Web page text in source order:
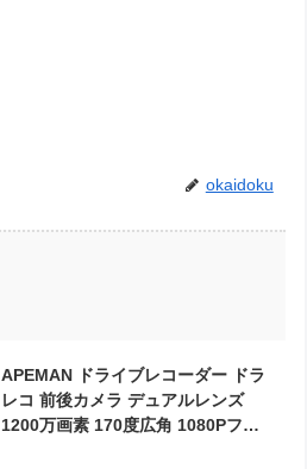
okaidoku
APEMAN ドライブレコーダー ドラ
レコ 前後カメラ デュアルレンズ
1200万画素 170度広角 1080Pフル